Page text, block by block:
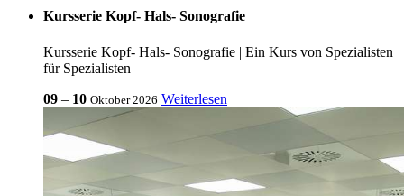
Kursserie Kopf- Hals- Sonografie
Kursserie Kopf- Hals- Sonografie | Ein Kurs von Spezialisten
für Spezialisten
09 ‒ 10 Oktober 2026 Weiterlesen